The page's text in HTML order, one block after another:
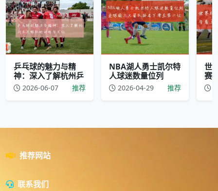
乒乓球的魅力与精
神：深入了解杭州乒
2026-06-07 推荐
NBA湖人勇士凯尔特
人球迷数量位列
2026-04-29 推荐
世
赛
推荐网站
联系我们